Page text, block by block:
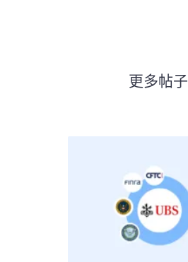
更多帖子